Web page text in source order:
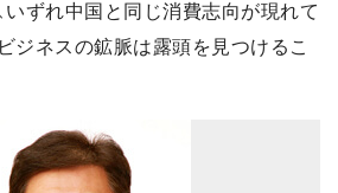
いずれ中国と同じ消費志向が現れて
ジネスの鉱脈は露頭を見つけるこ